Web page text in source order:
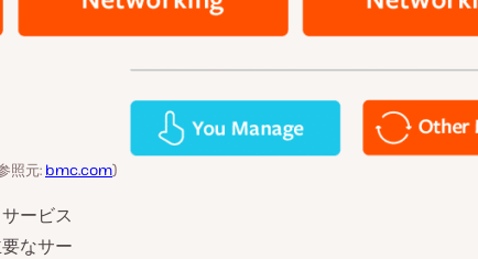
照元: bmc.com)
ービス
なサー